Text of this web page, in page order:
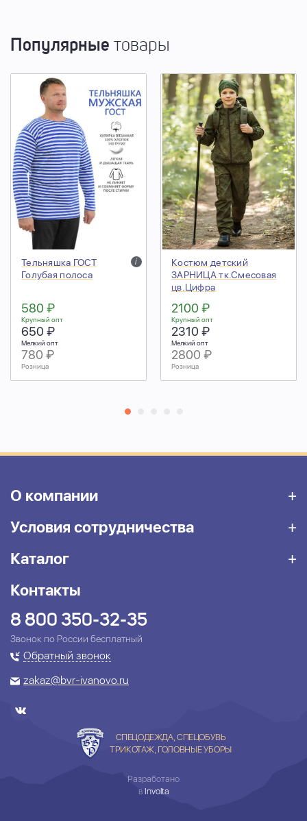
Популярные товары
Тельняшка ГОСТ
Голубая полоса
i
580 ₽
Крупный опт
650 ₽
Мелкий опт
780 ₽
Розница
Костюм детский
ЗАРНИЦА тк.Смесовая
цв.Цифра
2100 ₽
Крупный опт
2310 ₽
Мелкий опт
2800 ₽
Розница
О компании
Условия сотрудничества
Каталог
Контакты
8 800 350-32-35
Звонок по России бесплатный
Обратный звонок
zakaz@bvr-ivanovo.ru
СПЕЦОДЕЖДА, СПЕЦОБУВЬ
ТРИКОТАЖ, ГОЛОВНЫЕ УБОРЫ
Разработано
в Involta